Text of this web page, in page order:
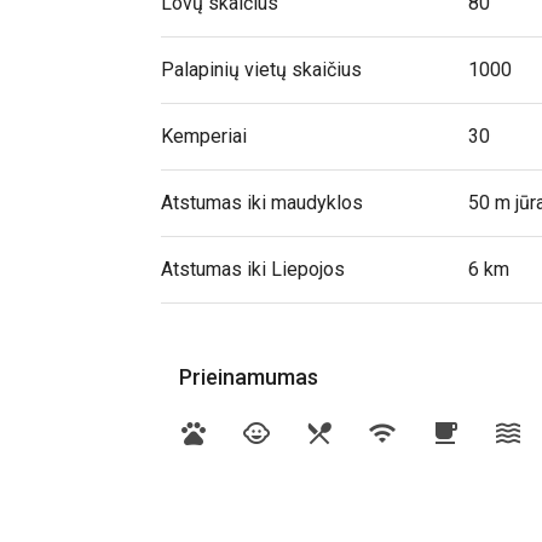
Palapinių vietų skaičius 1000
Kemperiai 30
Atstumas iki maudyklos 50 m
Atstumas iki Liepojos 6 km
Prieinamumas
pets child_care restaurant_menu wifi local_cafe waves